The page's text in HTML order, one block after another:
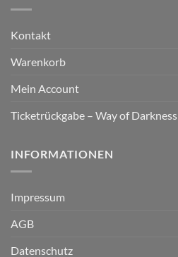
Kontakt
Warenkorb
Mein Account
Ticketrückgabe – Way of Darkness
INFORMATIONEN
Impressum
AGB
Datenschutz